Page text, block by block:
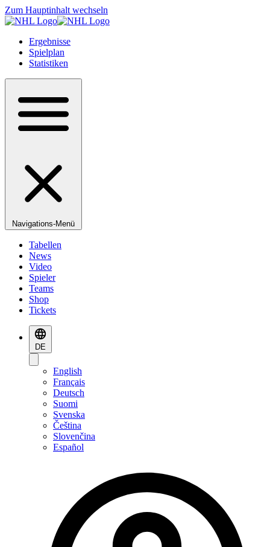
Zum Hauptinhalt wechseln
Ergebnisse
Spielplan
Statistiken
Navigations-Menü
Tabellen
News
Video
Spieler
Teams
Shop
Tickets
DE
English
Français
Deutsch
Suomi
Svenska
Čeština
Slovenčina
Español